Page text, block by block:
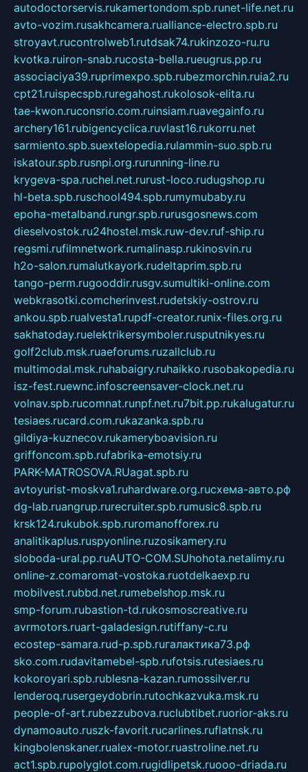
autodoctorservis.rukamertondom.spb.runet-life.net.ru
avto-vozim.rusakhcamera.rualliance-electro.spb.ru
stroyavt.rucontrolweb1.rutdsak74.rukinzozo-ru.ru
kvotka.ruiron-snab.rucosta-bella.rueugrus.pp.ru
associaciya39.ruprimexpo.spb.rubezmorchin.ruia2.ru
cpt21.ruispecspb.ruregahost.rukolosok-elita.ru
tae-kwon.ruconsrio.com.ruinsiam.ruavegainfo.ru
archery161.rubigencyclica.ruvlast16.rukorru.net
sarmiento.spb.suextelopedia.rulammin-suo.spb.ru
iskatour.spb.rusnpi.org.rurunning-line.ru
krygeva-spa.ruchel.net.rurust-loco.rudugshop.ru
hl-beta.spb.ruschool494.spb.rumymubaby.ru
epoha-metalband.rungr.spb.rurusgosnews.com
dieselvostok.ru24hostel.msk.ruw-dev.ruf-ship.ru
regsmi.rufilmnetwork.rumalinasp.rukinosvin.ru
h2o-salon.rumalutkayork.rudeltaprim.spb.ru
tango-perm.rugooddir.rusgv.sumultiki-online.com
webkrasotki.comcherinvest.rudetskiy-ostrov.ru
ankou.spb.rualvesta1.rupdf-creator.runix-files.org.ru
sakhatoday.ruelektrikersymboler.rusputnikyes.ru
golf2club.msk.ruaeforums.ruzallclub.ru
multimodal.msk.ruhabaigry.ruhaikko.rusobakopedia.ru
isz-fest.ruewnc.infoscreensaver-clock.net.ru
volnav.spb.rucomnat.runpf.net.ru7bit.pp.rukalugatur.ru
tesiaes.rucard.com.rukazanka.spb.ru
gildiya-kuznecov.rukameryboavision.ru
griffoncom.spb.rufabrika-emotsiy.ru
PARK-MATROSOVA.RUagat.spb.ru
avtoyurist-moskva1.ruhardware.org.ruсхема-авто.рф
dg-lab.ruangrup.rurecruiter.spb.rumusic8.spb.ru
krsk124.rukubok.spb.ruromanofforex.ru
analitikaplus.ruspyonline.ruzosikamery.ru
sloboda-ural.pp.ruAUTO-COM.SUhohota.netalimy.ru
online-z.comaromat-vostoka.ruotdelkaexp.ru
mobilvest.rubbd.net.rumebelshop.msk.ru
smp-forum.rubastion-td.rukosmoscreative.ru
avrmotors.ruart-galadesign.rutiffany-c.ru
ecostep-samara.rud-p.spb.ruгалактика73.рф
sko.com.rudavitamebel-spb.rufotsis.rutesiaes.ru
kokoroyari.spb.rublesna-kazan.rumossilver.ru
lenderoq.rusergeydobrin.rutochkazvuka.msk.ru
people-of-art.rubezzubova.ruclubtibet.ruorior-aks.ru
dynamoauto.ruszk-favorit.rucarlines.ruflatnsk.ru
kingbolenskaner.rualex-motor.ruastroline.net.ru
act1.spb.rupolyglot.com.rugidlipetsk.ruooo-driada.ru